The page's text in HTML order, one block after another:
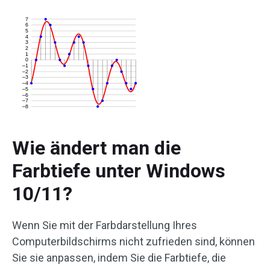
Wie ändert man die
Farbtiefe unter Windows
10/11?
Wenn Sie mit der Farbdarstellung Ihres
Computerbildschirms nicht zufrieden sind, können
Sie sie anpassen, indem Sie die Farbtiefe, die